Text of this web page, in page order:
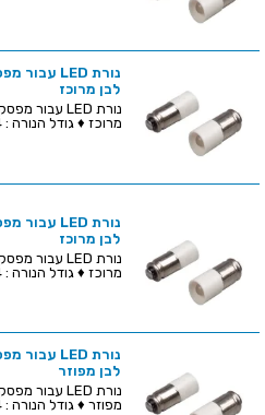
לבן מרוכז
מרוכז ♦ גודל הנורה : T-1 3/4♦ גודל הב...
לבן מרוכז
מרוכז ♦ גודל הנורה : T-1 3/4♦ גודל הב...
לבן מפוזר
מפוזר ♦ גודל הנורה : T-1 3/4♦ גודל הב...